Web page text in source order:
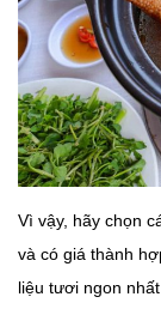
Vì vậy, hãy chọn
và có giá thành
liệu tươi ngon